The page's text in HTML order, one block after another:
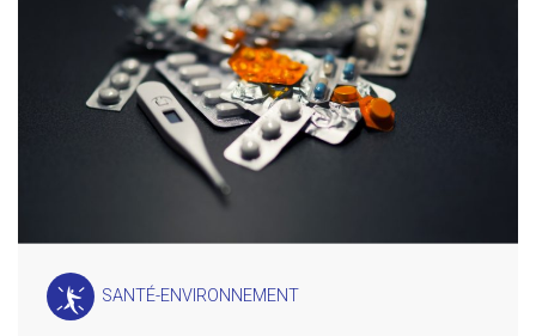
SANTÉ-ENVIRONNEMENT